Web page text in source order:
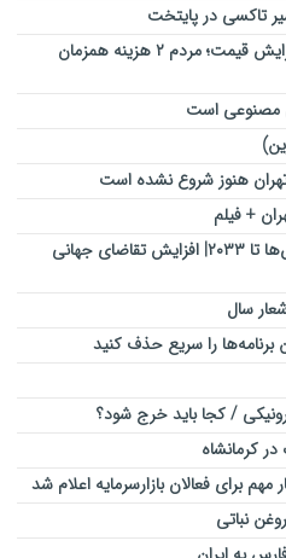
بنزین فصلی یعنی شیب پلکانی افزایش قیمت؛ مردم ۲ هزینه همزمان
است
هنوز شروع نشده است
+ فیلم
بازار ۱۸.۲۷میلیارد دلاری حشره‌کش‌ها تا ۲۰۳۳| افزایش تقاضای جهانی
سال
را سریع حذف کنید
/ کجا باید خرج شود؟
کرمانشاه
برای فعالان بازارسرمایه اعلام شد
نباتی